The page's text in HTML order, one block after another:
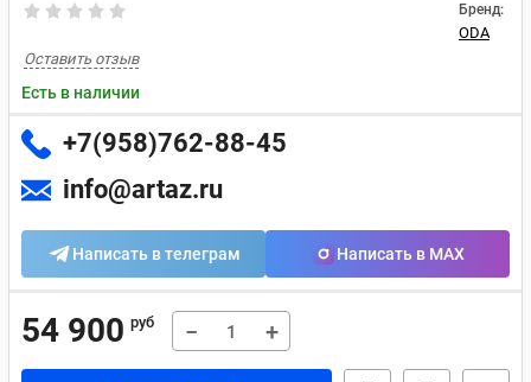
Бренд:
ODA
Оставить отзыв
Есть в наличии
+7(958)762-88-45
info@artaz.ru
Написать в телеграм Написать в MAX
54 900 руб − +